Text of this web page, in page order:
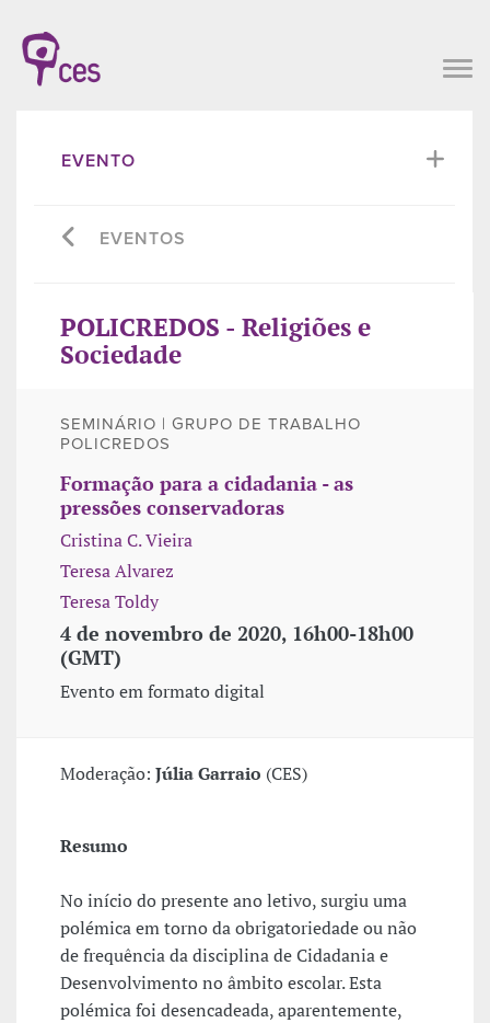
EVENTO
EVENTOS
POLICREDOS - Religiões e
Sociedade
SEMINÁRIO | GRUPO DE TRABALHO
POLICREDOS
Formação para a cidadania - as
pressões conservadoras
Cristina C. Vieira
Teresa Alvarez
Teresa Toldy
4 de novembro de 2020, 16h00-18h00
(GMT)
Evento em formato digital
Moderação: Júlia Garraio (CES)
Resumo
No início do presente ano letivo, surgiu uma
polémica em torno da obrigatoriedade ou não
de frequência da disciplina de Cidadania e
Desenvolvimento no âmbito escolar. Esta
polémica foi desencadeada, aparentemente,